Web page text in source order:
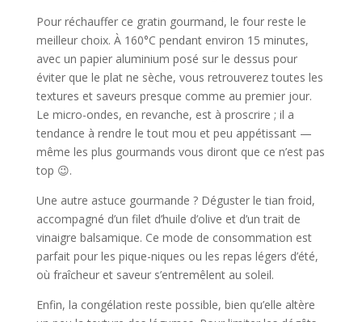
Pour réchauffer ce gratin gourmand, le four reste le
meilleur choix. À 160°C pendant environ 15 minutes,
avec un papier aluminium posé sur le dessus pour
éviter que le plat ne sèche, vous retrouverez toutes les
textures et saveurs presque comme au premier jour.
Le micro-ondes, en revanche, est à proscrire ; il a
tendance à rendre le tout mou et peu appétissant —
même les plus gourmands vous diront que ce n’est pas
top 😉.
Une autre astuce gourmande ? Déguster le tian froid,
accompagné d’un filet d’huile d’olive et d’un trait de
vinaigre balsamique. Ce mode de consommation est
parfait pour les pique-niques ou les repas légers d’été,
où fraîcheur et saveur s’entremêlent au soleil.
Enfin, la congélation reste possible, bien qu’elle altère